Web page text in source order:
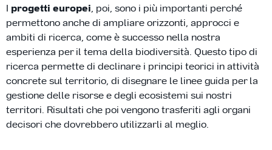
I progetti europei, poi, sono i più importanti perché
permettono anche di ampliare orizzonti, approcci e
ambiti di ricerca, come è successo nella nostra
esperienza per il tema della biodiversità. Questo tipo di
ricerca permette di declinare i principi teorici in attività
concrete sul territorio, di disegnare le linee guida per la
gestione delle risorse e degli ecosistemi sui nostri
territori. Risultati che poi vengono trasferiti agli organi
decisori che dovrebbero utilizzarli al meglio.